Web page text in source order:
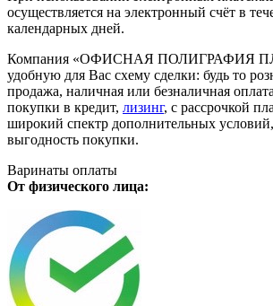
осуществляется на электронный счёт в
календарных дней.
Компания «ОФИСНАЯ ПОЛИГРАФИЯ
удобную для Вас схему сделки: будь то
продажа, наличная или безналичная
покупки в кредит, лизинг, с рассрочкой
широкий спектр дополнительных
выгодность покупки.
Варинаты оплаты
От физического лица: